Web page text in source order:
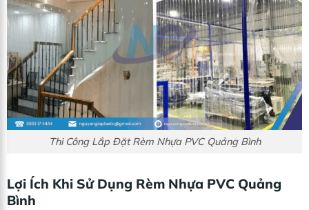
Thi Công Lắp Đặt Rèm Nhựa PVC Quảng Bình
Lợi Ích Khi Sử Dụng Rèm Nhựa PVC Quảng
Bình